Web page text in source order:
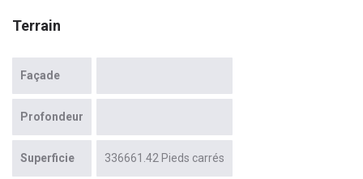
Terrain
Façade
Profondeur
Superficie 336661.42 Pieds carrés